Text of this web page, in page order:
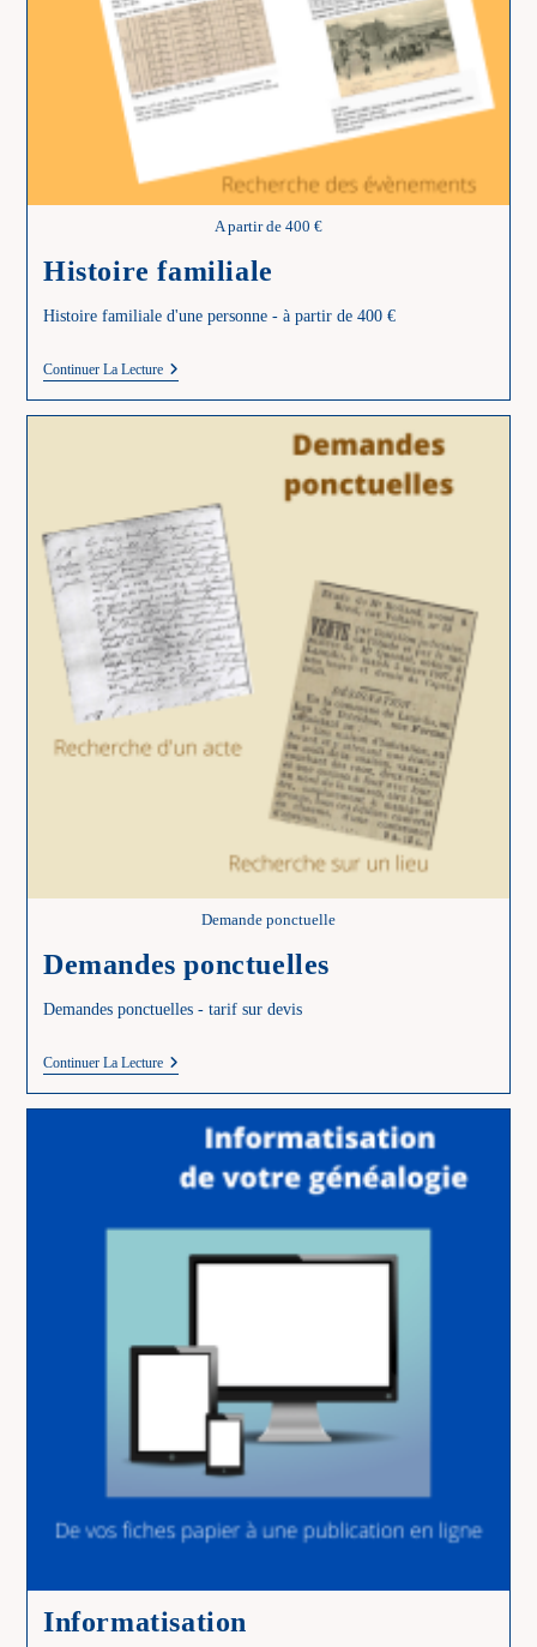
A partir de 400 €
Histoire familiale
Histoire familiale d'une personne - à partir de 400 €
Continuer La LectureHistoire
Demande ponctuelle
Demandes ponctuelles
Demandes ponctuelles - tarif sur devis
Continuer La LectureDemandes
Informatisation